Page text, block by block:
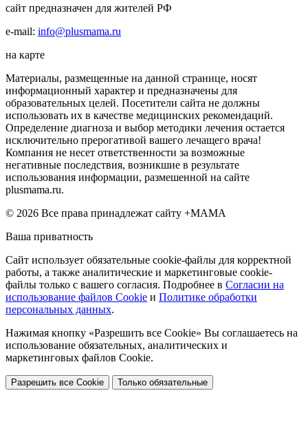
сайт предназначен для жителей РФ
e-mail: info@plusmama.ru
на карте
Материалы, размещенные на данной странице, носят
информационный характер и предназначены для
образовательных целей. Посетители сайта не должны
использовать их в качестве медицинских рекомендаций.
Определение диагноза и выбор методики лечения остается
исключительно прерогативой вашего лечащего врача!
Компания не несет ответственности за возможные
негативные последствия, возникшие в результате
использования информации, размешенной на сайте
plusmama.ru.
© 2026 Все права принадлежат сайту +МАМА
Ваша приватность
Сайт использует обязательные cookie-файлы для корректной
работы, а также аналитические и маркетинговые cookie-
файлы только с вашего согласия. Подробнее в Согласии на
использование файлов Cookie и Политике обработки
персональных данных.
Нажимая кнопку «Разрешить все Cookie» Вы соглашаетесь на
использование обязательных, аналитических и
маркетинговых файлов Cookie.
Разрешить все Cookie Только обязательные